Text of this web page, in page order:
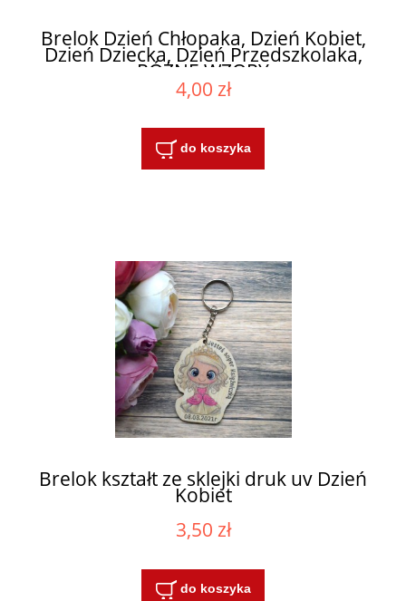
Brelok Dzień Chłopaka, Dzień Kobiet,
Dzień Dziecka, Dzień Przedszkolaka,
RÓŻNE WZORY
4,00 zł
do koszyka
Brelok kształt ze sklejki druk uv Dzień
Kobiet
3,50 zł
do koszyka